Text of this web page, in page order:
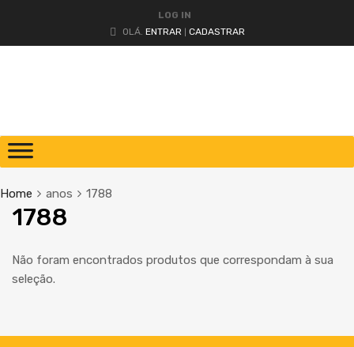
LOG IN
OLÁ. ENTRAR CADASTRAR
Home anos 1788
1788
Não foram encontrados produtos que correspondam à sua
seleção.